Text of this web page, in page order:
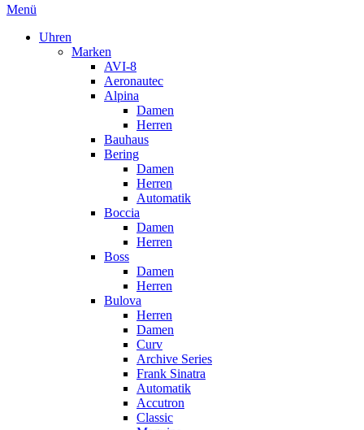
Menü
Uhren
Marken
AVI-8
Aeronautec
Alpina
Damen
Herren
Bauhaus
Bering
Damen
Herren
Automatik
Boccia
Damen
Herren
Boss
Damen
Herren
Bulova
Herren
Damen
Curv
Archive Series
Frank Sinatra
Automatik
Accutron
Classic